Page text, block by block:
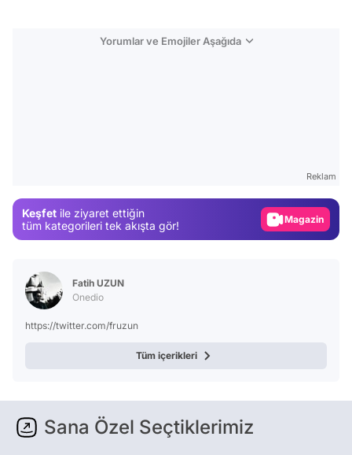
Yorumlar ve Emojiler Aşağıda
Reklam
Keşfet ile ziyaret ettiğin
tüm kategorileri tek akışta gör!
Magazin
Fatih UZUN
Onedio
https://twitter.com/fruzun
Tüm içerikleri
Sana Özel Seçtiklerimiz